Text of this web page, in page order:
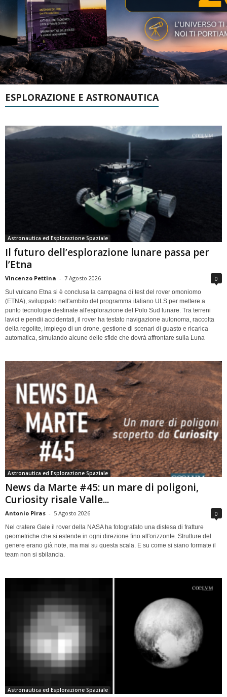
ESPLORAZIONE E ASTRONAUTICA
Astronautica ed Esplorazione Spaziale
Il futuro dell’esplorazione lunare passa per
l’Etna
Vincenzo Pettina - 7 Agosto 2026 0
Sul vulcano Etna si è conclusa la campagna di test del rover omoniomo
(ETNA), sviluppato nell'ambito del programma italiano ULS per mettere a
punto tecnologie destinate all'esplorazione del Polo Sud lunare. Tra terreni
lavici e pendii accidentati, il rover ha testato navigazione autonoma, raccolta
della regolite, impiego di un drone, gestione di scenari di guasto e ricarica
automatica, simulando alcune delle sfide che dovrà affrontare sulla Luna
Astronautica ed Esplorazione Spaziale
News da Marte #45: un mare di poligoni,
Curiosity risale Valle...
Antonio Piras - 5 Agosto 2026 0
Nel cratere Gale il rover della NASA ha fotografato una distesa di fratture
geometriche che si estende in ogni direzione fino all'orizzonte. Strutture del
genere erano già note, ma mai su questa scala. E su come si siano formate il
team non si sbilancia.
Astronautica ed Esplorazione Spaziale